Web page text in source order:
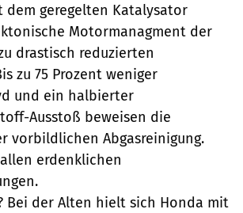
dem geregelten Katalysator
Motormanagment der
drastisch reduzierten
zu 75 Prozent weniger
und ein halbierter
Ausstoß beweisen die
vorbildlichen Abgasreinigung.
erdenklichen
Bei der Alten hielt sich Honda mit